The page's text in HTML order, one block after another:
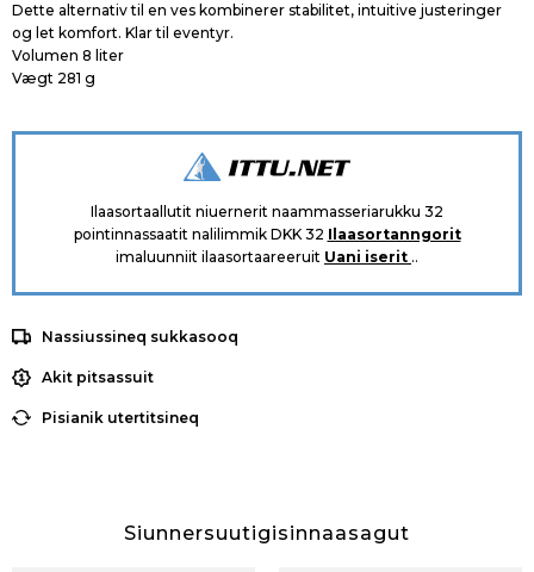
Dette alternativ til en ves kombinerer stabilitet, intuitive justeringer
og let komfort. Klar til eventyr.
Volumen 8 liter
Vægt 281 g
Ilaasortaallutit niuernerit naammasseriarukku 32
pointinnassaatit nalilimmik DKK 32 Ilaasortanngorit
imaluunniit ilaasortaareeruit Uani iserit ..
Nassiussineq sukkasooq
Akit pitsassuit
Pisianik utertitsineq
Siunnersuutigisinnaasagut